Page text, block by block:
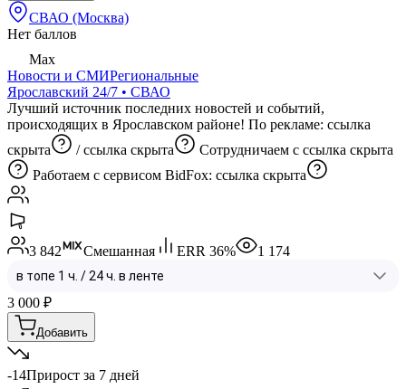
СВАО (Москва)
Нет баллов
Max
Новости и СМИРегиональные
Ярославский 24/7 • СВАО
Лучший источник последних новостей и событий,
происходящих в Ярославском районе! По рекламе: ссылка
скрыта
/ссылка скрыта Сотрудничаем с ссылка скрыта
Работаем с сервисом BidFox: ссылка скрыта
3 842 Смешанная ERR 36% 1 174
3 000 ₽
Добавить
-14Прирост за 7 дней